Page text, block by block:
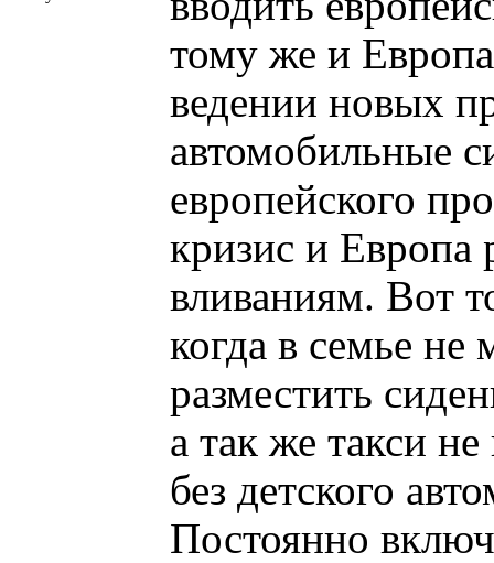
тому же и
ведении новых
автомобильные
европейского
кризис и
вливаниям. Вот
когда в семье не
разместить
а так же такси
без детского
Постоянно